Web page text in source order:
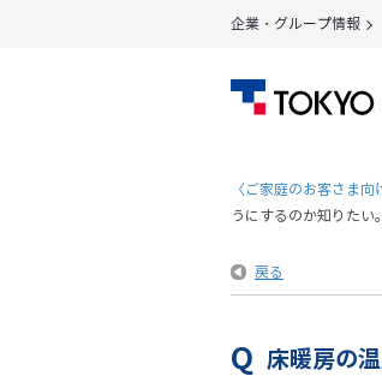
企業・グループ情報
〈ご家庭のお客さま
うにするのか知りたい。
戻る
床暖房の